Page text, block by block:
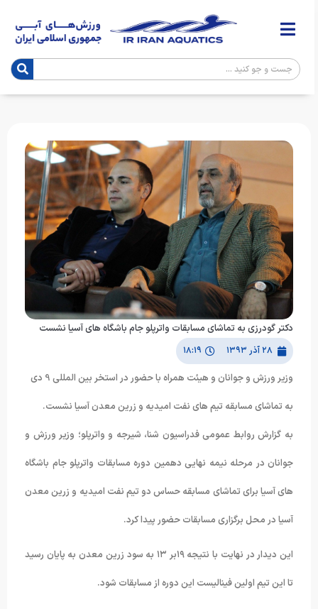
دکتر گودرزی به تماشای مسابقات واترپلو جام باشگاه های آسیا نشست
۲۸ آذر ۱۳۹۳ ۱۸:۱۹
وزیر ورزش و جوانان و هیئت همراه با حضور در استخر بین المللی 9 دی
به تماشای مسابقه تیم های نفت امیدیه و زرین معدن آسیا نشست.
به گزارش روابط عمومی فدراسیون شنا، شیرجه و واترپلو؛ وزیر ورزش و
جوانان در مرحله نیمه نهایی دهمین دوره مسابقات واترپلو جام باشگاه
های آسیا برای تماشای مسابقه حساس دو تیم نفت امیدیه و زرین معدن
آسیا در محل برگزاری مسابقات حضور پیدا کرد.
این دیدار در نهایت با نتیجه ۱۹بر ۱۳ به سود زرین معدن به پایان رسید
تا این تیم اولین فینالیست این دوره از مسابقات شود.